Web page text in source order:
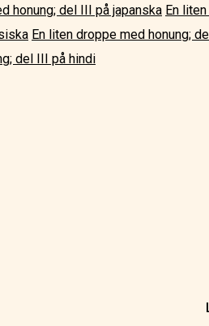
honung; del III på japanska En
En liten droppe med honung;
del III på hindi